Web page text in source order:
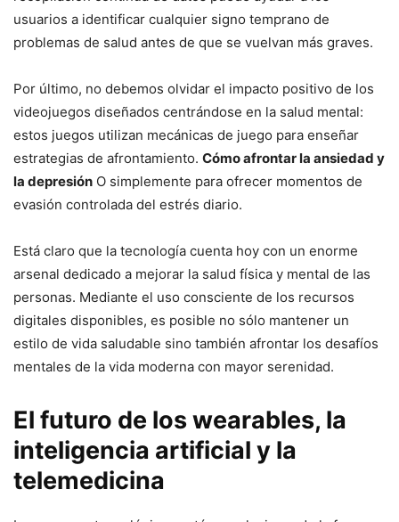
usuarios a identificar cualquier signo temprano de
problemas de salud antes de que se vuelvan más graves.
Por último, no debemos olvidar el impacto positivo de los
videojuegos diseñados centrándose en la salud mental:
estos juegos utilizan mecánicas de juego para enseñar
estrategias de afrontamiento. Cómo afrontar la ansiedad y
la depresión O simplemente para ofrecer momentos de
evasión controlada del estrés diario.
Está claro que la tecnología cuenta hoy con un enorme
arsenal dedicado a mejorar la salud física y mental de las
personas. Mediante el uso consciente de los recursos
digitales disponibles, es posible no sólo mantener un
estilo de vida saludable sino también afrontar los desafíos
mentales de la vida moderna con mayor serenidad.
El futuro de los wearables, la
inteligencia artificial y la
telemedicina